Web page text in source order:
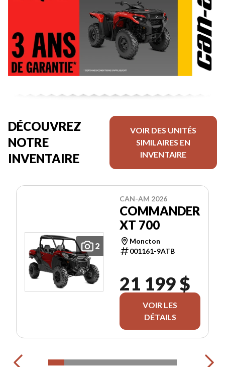
DÉCOUVREZ
NOTRE
INVENTAIRE
VOIR DES UNITÉS
SIMILAIRES EN
INVENTAIRE
2
CAN-AM 2026
COMMANDER
XT 700
Moncton
001161-9ATB
21 199 $
VOIR LES
DÉTAILS